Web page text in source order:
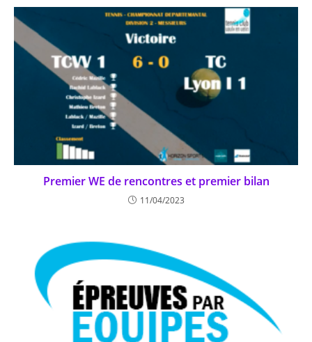
Premier WE de rencontres et premier bilan
11/04/2023